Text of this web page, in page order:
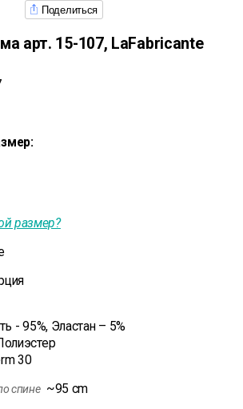
Поделиться
арт. 15-107, LaFabricante
размер?
- 95%, Эластан – 5%
30
спине ~95 cm